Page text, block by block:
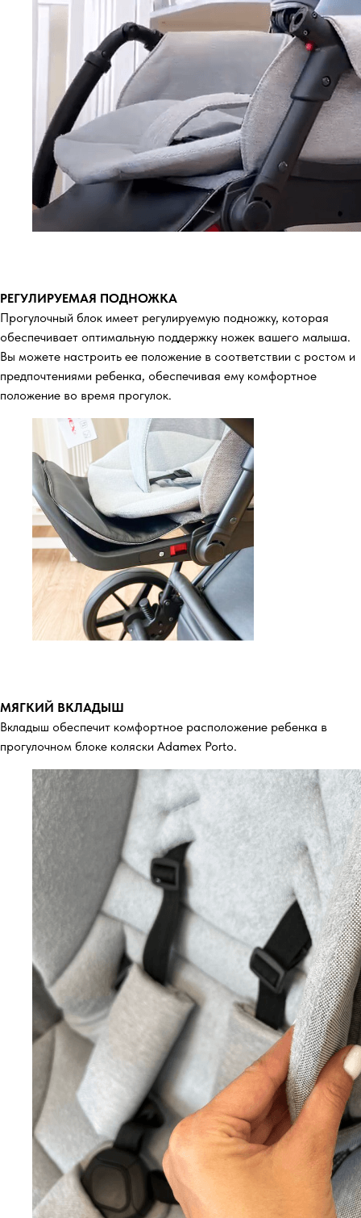
РЕГУЛИРУЕМАЯ ПОДНОЖКА
Прогулочный блок имеет регулируемую подножку, которая
обеспечивает оптимальную поддержку ножек вашего малыша.
Вы можете настроить ее положение в соответствии с ростом и
предпочтениями ребенка, обеспечивая ему комфортное
положение во время прогулок.
МЯГКИЙ ВКЛАДЫШ
Вкладыш обеспечит комфортное расположение ребенка в
прогулочном блоке коляски Adamex Porto.